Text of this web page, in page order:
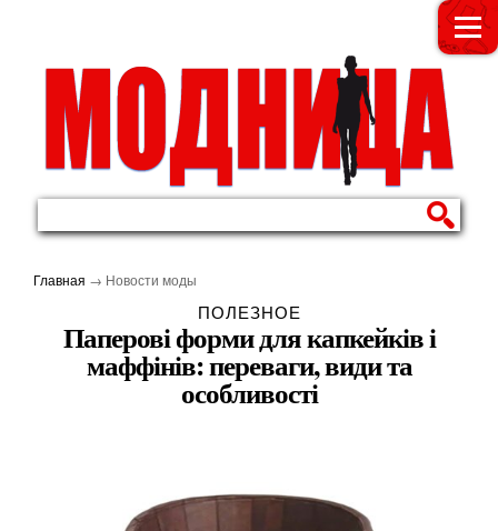
МОДНИЦА
Главная → Новости моды
ПОЛЕЗНОЕ
Паперові форми для капкейків і
маффінів: переваги, види та
особливості